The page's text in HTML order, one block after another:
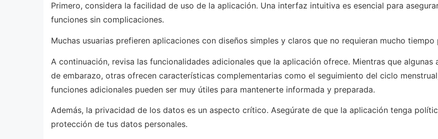
Primero, considera la facilidad de uso de la aplicación. Una interfaz intuitiva es esencial para
funciones sin complicaciones.
Muchas usuarias prefieren aplicaciones con diseños simples y claros que no requieran mucho
A continuación, revisa las funcionalidades adicionales que la aplicación ofrece. Mientras que
de embarazo, otras ofrecen características complementarias como el seguimiento del ciclo
funciones adicionales pueden ser muy útiles para mantenerte informada y preparada.
Además, la privacidad de los datos es un aspecto crítico. Asegúrate de que la aplicación tenga
protección de tus datos personales.